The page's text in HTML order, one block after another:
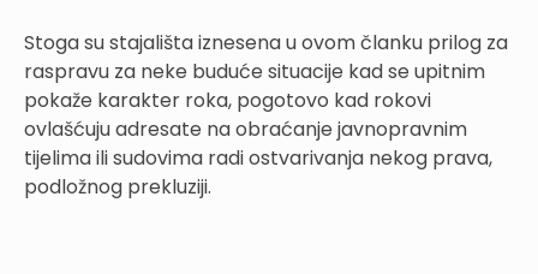
Stoga su stajališta iznesena u ovom članku prilog za
raspravu za neke buduće situacije kad se upitnim
pokaže karakter roka, pogotovo kad rokovi
ovlašćuju adresate na obraćanje javnopravnim
tijelima ili sudovima radi ostvarivanja nekog prava,
podložnog prekluziji.